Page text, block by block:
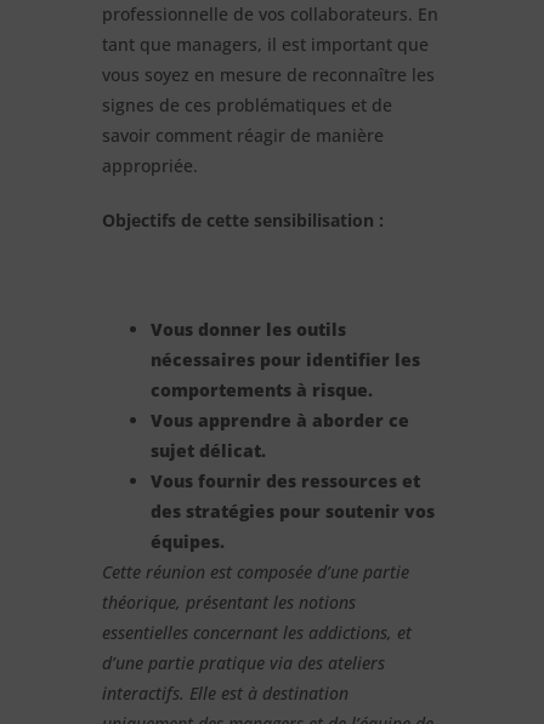
professionnelle de vos collaborateurs. En
tant que managers, il est important que
vous soyez en mesure de reconnaître les
signes de ces problématiques et de
savoir comment réagir de manière
appropriée.
Objectifs de cette sensibilisation :
Vous donner les outils
nécessaires pour identifier les
comportements à risque.
Vous apprendre à aborder ce
sujet délicat.
Vous fournir des ressources et
des stratégies pour soutenir vos
équipes.
Cette réunion est composée d’une partie
théorique, présentant les notions
essentielles concernant les addictions, et
d’une partie pratique via des ateliers
interactifs. Elle est à destination